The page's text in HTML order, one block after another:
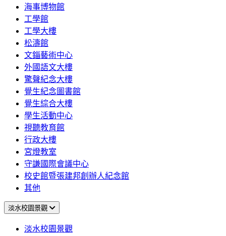
海事博物館
工學館
工學大樓
松濤館
文錙藝術中心
外國語文大樓
驚聲紀念大樓
覺生紀念圖書館
覺生綜合大樓
學生活動中心
視聽教育館
行政大樓
宮燈教室
守謙國際會議中心
校史館暨張建邦創辦人紀念館
其他
淡水校園景觀
淡水校園景觀